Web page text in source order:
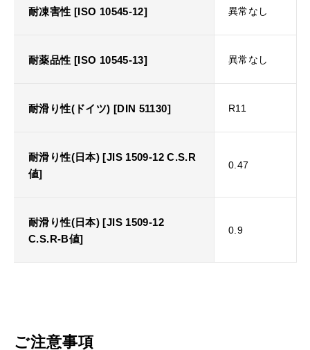
耐凍害性 [ISO 10545-12] 異常なし
耐薬品性 [ISO 10545-13] 異常なし
耐滑り性(ドイツ) [DIN 51130] R11
耐滑り性(日本) [JIS 1509-12 C.S.R
値]
0.47
耐滑り性(日本) [JIS 1509-12
C.S.R-B値]
0.9
ご注意事項